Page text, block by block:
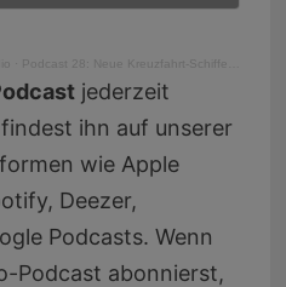
Podcast 28: Neue Kreuzfahrt-Schiffe und Luxus pur für jedermann
jederzeit
ihn auf unserer
wie Apple
Deezer,
Podcasts. Wenn
Podcast abonnierst,